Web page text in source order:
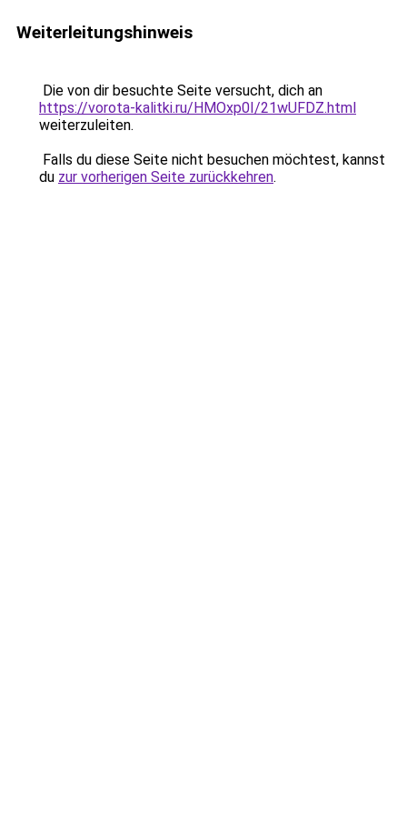
Weiterleitungshinweis
Die von dir besuchte Seite versucht, dich an
https://vorota-kalitki.ru/HMOxp0I/21wUFDZ.html
weiterzuleiten.
Falls du diese Seite nicht besuchen möchtest, kannst
du zur vorherigen Seite zurückkehren.